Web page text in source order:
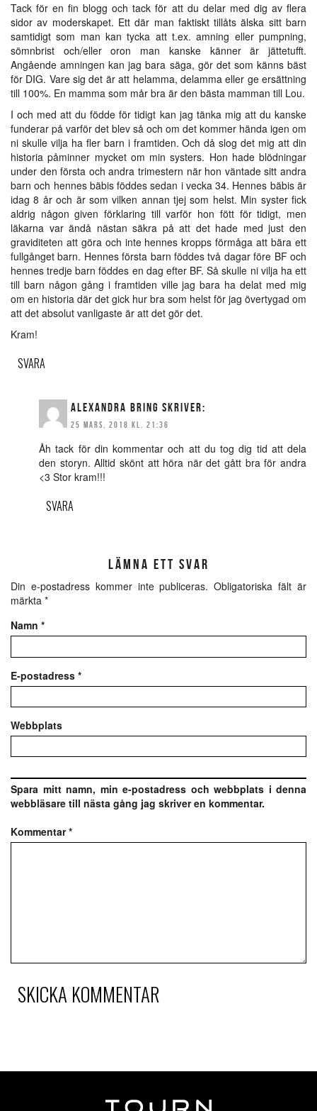
Tack för en fin blogg och tack för att du delar med dig av flera
sidor av moderskapet. Ett där man faktiskt tillåts älska sitt barn
samtidigt som man kan tycka att t.ex. amning eller pumpning,
sömnbrist och/eller oron man kanske känner är jättetufft.
Angående amningen kan jag bara säga, gör det som känns bäst
för DIG. Vare sig det är att helamma, delamma eller ge ersättning
till 100%. En mamma som mår bra är den bästa mamman till Lou.
I och med att du födde för tidigt kan jag tänka mig att du kanske
funderar på varför det blev så och om det kommer hända igen om
ni skulle vilja ha fler barn i framtiden. Och då slog det mig att din
historia påminner mycket om min systers. Hon hade blödningar
under den första och andra trimestern när hon väntade sitt andra
barn och hennes bäbis föddes sedan i vecka 34. Hennes bäbis är
idag 8 år och är som vilken annan tjej som helst. Min syster fick
aldrig någon given förklaring till varför hon fött för tidigt, men
läkarna var ändå nästan säkra på att det hade med just den
graviditeten att göra och inte hennes kropps förmåga att bära ett
fullgånget barn. Hennes första barn föddes två dagar före BF och
hennes tredje barn föddes en dag efter BF. Så skulle ni vilja ha ett
till barn någon gång i framtiden ville jag bara ha delat med mig
om en historia där det gick hur bra som helst för jag övertygad om
att det absolut vanligaste är att det gör det.
Kram!
SVARA
ALEXANDRA BRING SKRIVER:
25 MARS, 2018 KL. 21:36
Åh tack för din kommentar och att du tog dig tid att dela
den storyn. Alltid skönt att höra när det gått bra för andra
<3 Stor kram!!!
SVARA
LÄMNA ETT SVAR
Din e-postadress kommer inte publiceras. Obligatoriska fält är
märkta *
Namn *
E-postadress *
Webbplats
Spara mitt namn, min e-postadress och webbplats i denna
webbläsare till nästa gång jag skriver en kommentar.
Kommentar*
SKICKA KOMMENTAR